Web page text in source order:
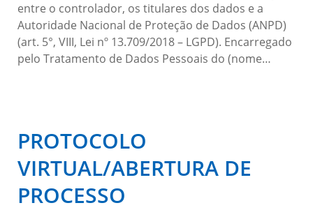
entre o controlador, os titulares dos dados e a
Autoridade Nacional de Proteção de Dados (ANPD)
(art. 5°, VIII, Lei nº 13.709/2018 – LGPD). Encarregado
pelo Tratamento de Dados Pessoais do (nome…
PROTOCOLO
VIRTUAL/ABERTURA DE
PROCESSO